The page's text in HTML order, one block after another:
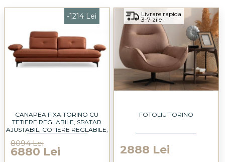
-1214 Lei
CANAPEA FIXA TORINO CU
TETIERE REGLABILE, SPATAR
AJUSTABIL, COTIERE REGLABILE,
8094 Lei
6880 Lei
Livrare rapida
3-7 zile
FOTOLIU TORINO
2888 Lei